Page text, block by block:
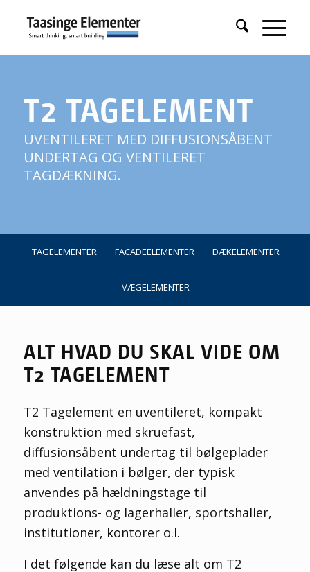
T2 TAGELEMENT
UVENTILERET MED DIFFUSIONSÅBENT
UNDERTAG OG VENTILERET
TAGDÆKNING.
TAGELEMENTER FACADEELEMENTER DÆKELEMENTER
VÆGELEMENTER
ALT HVAD DU SKAL VIDE OM
T2 TAGELEMENT
T2 Tagelement en uventileret, kompakt
konstruktion med skruefast,
diffusionsåbent undertag til bølgeplader
med ventilation i bølger, der typisk
anvendes på hældningstage til
produktions- og lagerhaller, sportshaller,
institutioner, kontorer o.l.
I det følgende kan du læse alt om T2